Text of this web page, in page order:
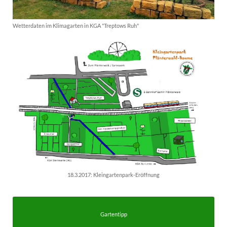
Wetterdaten im Klimagarten in KGA "Treptows Ruh"
18.3.2017: Kleingartenpark-Eröffnung
Gartentipp